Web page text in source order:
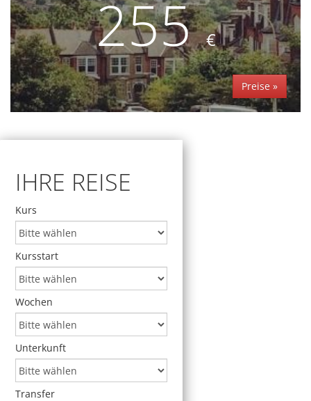
255€
Preise »
IHRE REISE
Kurs
Kursstart
Wochen
Unterkunft
Transfer